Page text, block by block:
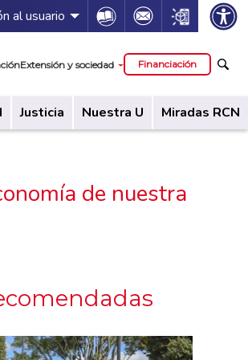
al usuario Icon Icon Icon
Extensión y sociedad Financiación
Justicia Nuestra U Miradas RCN
de nuestra